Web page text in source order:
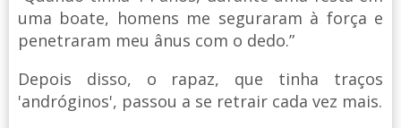
uma boate, homens me seguraram à força e
penetraram meu ânus com o dedo.”
Depois disso, o rapaz, que tinha traços
'andróginos', passou a se retrair cada vez mais.